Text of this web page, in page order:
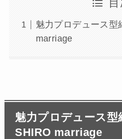
魅力プロデュース型
marriage
魅力プロデュース型
SHIRO marriage